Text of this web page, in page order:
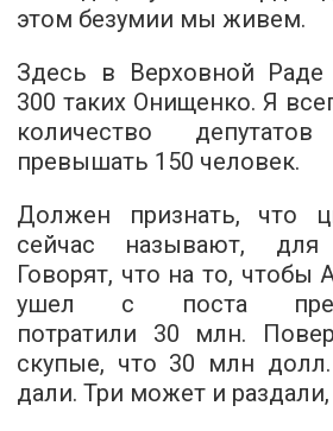
этом безумии мы живем.
Здесь в Верховной Раде
300 таких Онищенко. Я
количество
превышать 150 человек.
Должен признать, что
сейчас называют,
Говорят, что на то, чтобы
ушел с поста
потратили 30 млн.
скупые, что 30 млн
дали. Три может и раздали,